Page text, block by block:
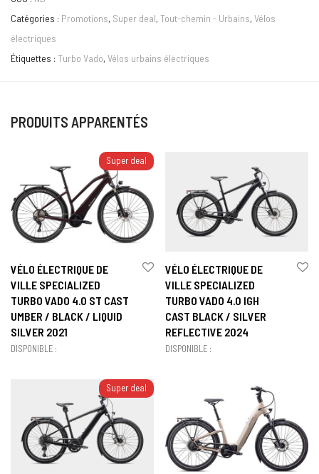
Catégories : Promotions, Super deal, Tout-chemin - Urbains, Vélos
électriques
Étiquettes : Turbo Vado, Vélos urbains électriques
PRODUITS APPARENTÉS
Super deal
VÉLO ÉLECTRIQUE DE
VILLE SPECIALIZED
TURBO VADO 4.0 ST CAST
UMBER / BLACK / LIQUID
SILVER 2021
DISPONIBLE :
VÉLO ÉLECTRIQUE DE
VILLE SPECIALIZED
TURBO VADO 4.0 IGH
CAST BLACK / SILVER
REFLECTIVE 2024
DISPONIBLE :
Super deal